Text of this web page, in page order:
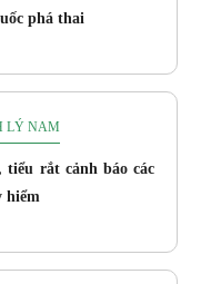
phá thai
LÝ NAM
tiểu rắt cảnh báo các
hiểm